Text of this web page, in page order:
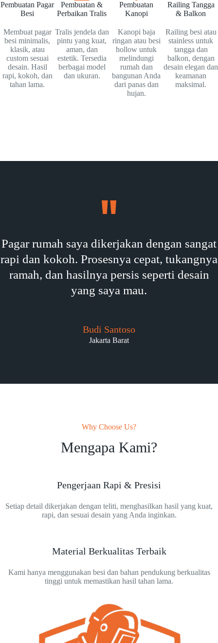
Pembuatan Pagar
Besi
Membuat pagar
besi minimalis,
klasik, atau
custom sesuai
desain. Hasil
rapi, kokoh, dan
tahan lama.
Pembuatan &
Perbaikan Tralis
Tralis jendela dan
pintu yang kuat,
aman, dan
estetik. Tersedia
berbagai model
dan ukuran.
Pembuatan
Kanopi
Kanopi baja
ringan atau besi
hollow untuk
melindungi
rumah dan
bangunan Anda
dari panas dan
hujan.
Railing Tangga
& Balkon
Railing besi atau
stainless untuk
tangga dan
balkon, dengan
desain elegan dan
keamanan
maksimal.
Pagar rumah saya dikerjakan dengan sangat
rapi dan kokoh. Prosesnya cepat, tukangnya
ramah, dan hasilnya persis seperti desain
yang saya mau.
Budi Santoso
Jakarta Barat
Why Choose Us?
Mengapa Kami?
Pengerjaan Rapi & Presisi
Setiap detail dikerjakan dengan teliti, menghasilkan hasil yang kuat,
rapi, dan sesuai desain yang Anda inginkan.
Material Berkualitas Terbaik
Kami hanya menggunakan besi dan bahan pendukung berkualitas
tinggi untuk memastikan hasil tahan lama.